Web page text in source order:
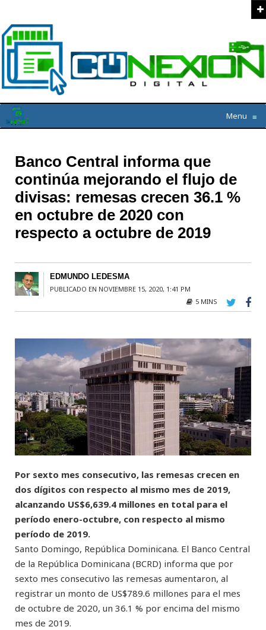
Menu ≡
Banco Central informa que
continúa mejorando el flujo de
divisas: remesas crecen 36.1 %
en octubre de 2020 con
respecto a octubre de 2019
EDMUNDO LEDESMA
PUBLICADO EN NOVIEMBRE 15, 2020, 1:41 PM
5 MINS
Por sexto mes consecutivo, las remesas crecen en
dos dígitos con respecto al mismo mes de 2019,
alcanzando US$6,639.4 millones en total para el
período enero-octubre, con respecto al mismo
período de 2019.
Santo Domingo, República Dominicana. El Banco Central
de la República Dominicana (BCRD) informa que por
sexto mes consecutivo las remesas aumentaron, al
registrar un monto de US$789.6 millones para el mes
de octubre de 2020, un 36.1 % por encima del mismo
mes de 2019.